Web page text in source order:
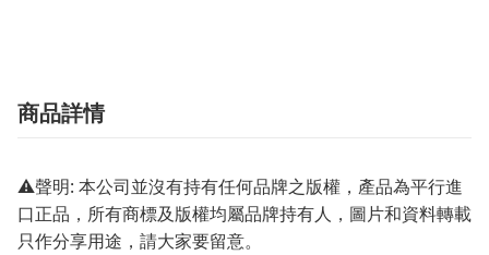
商品詳情
⚠️聲明: 本公司並沒有持有任何品牌之版權，產品為平行進
口正品，所有商標及版權均屬品牌持有人，圖片和資料轉載
只作分享用途，請大家要留意。